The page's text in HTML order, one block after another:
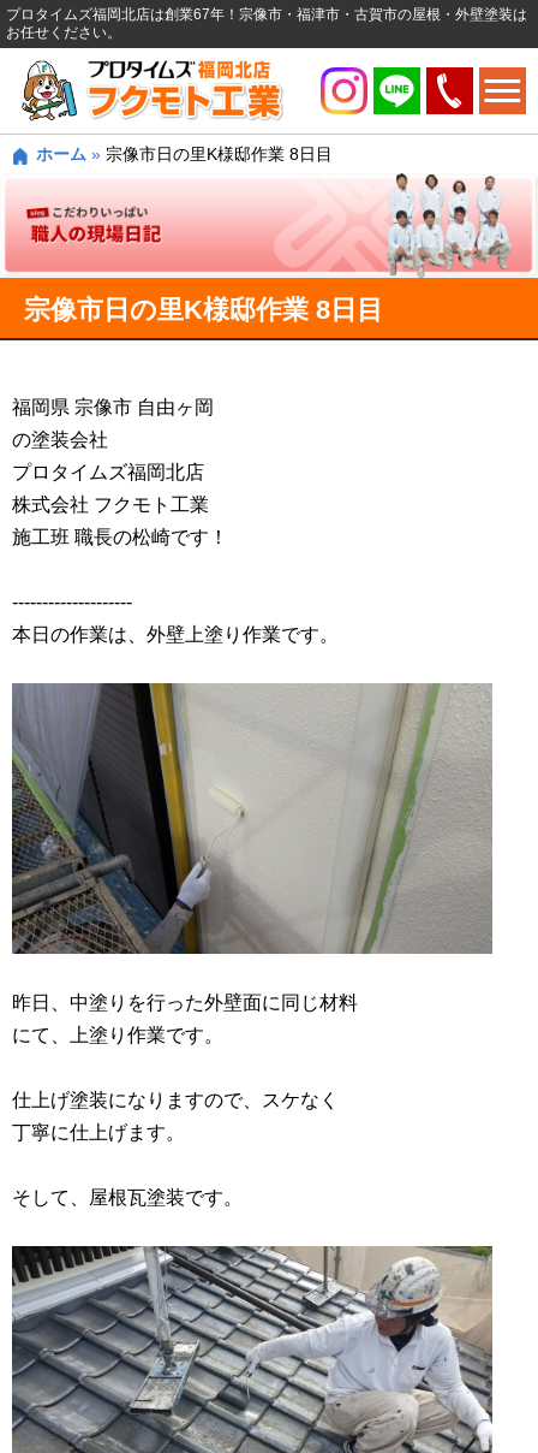
プロタイムズ福岡北店は創業67年！宗像市・福津市・古賀市の屋根・外壁塗装は
お任せください。
ホーム » 宗像市日の里K様邸作業 8日目
宗像市日の里K様邸作業 8日目
福岡県 宗像市 自由ヶ岡
の塗装会社
プロタイムズ福岡北店
株式会社 フクモト工業
施工班 職長の松崎です！
‐‐‐‐‐‐‐‐‐‐‐‐‐‐‐‐‐‐‐‐
本日の作業は、外壁上塗り作業です。
昨日、中塗りを行った外壁面に同じ材料
にて、上塗り作業です。
仕上げ塗装になりますので、スケなく
丁寧に仕上げます。
そして、屋根瓦塗装です。